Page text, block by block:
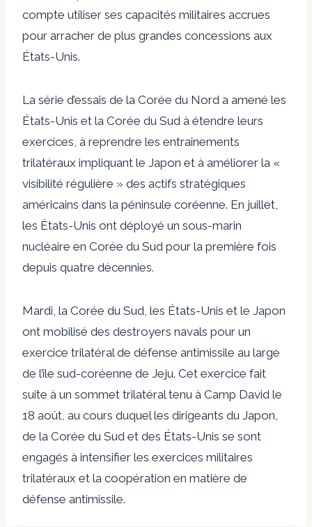
compte utiliser ses capacités militaires accrues
pour arracher de plus grandes concessions aux
États-Unis.
La série d’essais de la Corée du Nord a amené les
États-Unis et la Corée du Sud à étendre leurs
exercices, à reprendre les entraînements
trilatéraux impliquant le Japon et à améliorer la «
visibilité régulière » des actifs stratégiques
américains dans la péninsule coréenne. En juillet,
les États-Unis ont déployé un sous-marin
nucléaire en Corée du Sud pour la première fois
depuis quatre décennies.
Mardi, la Corée du Sud, les États-Unis et le Japon
ont mobilisé des destroyers navals pour un
exercice trilatéral de défense antimissile au large
de l’île sud-coréenne de Jeju. Cet exercice fait
suite à un sommet trilatéral tenu à Camp David le
18 août, au cours duquel les dirigeants du Japon,
de la Corée du Sud et des États-Unis se sont
engagés à intensifier les exercices militaires
trilatéraux et la coopération en matière de
défense antimissile.